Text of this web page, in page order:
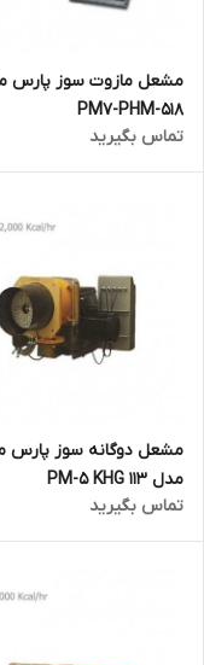
مشعل مازوت سوز پارس
PM7-PHM-518
تماس بگیرید
مشعل دوگانه سوز پارس
مدل 113 PM-5 KHG
تماس بگیرید